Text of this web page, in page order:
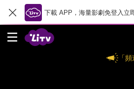
下載 APP，海量影劇免登入立
「